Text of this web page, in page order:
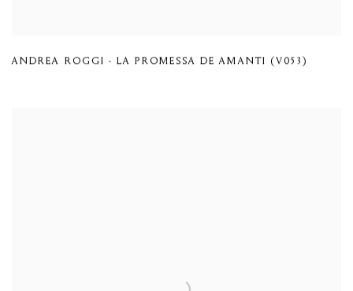
ANDREA ROGGI - LA PROMESSA DE AMANTI (V053)